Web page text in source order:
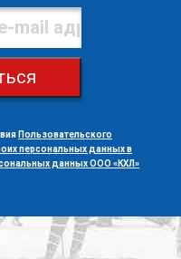
Пользовательского
персональных данных в
данных ООО «КХЛ»